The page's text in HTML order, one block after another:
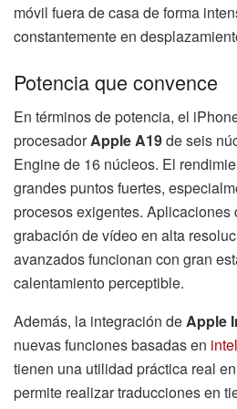
móvil fuera de casa de forma
constantemente en
Potencia que convence
En términos de potencia, el
procesadorApple A19de seis
Engine de 16 núcleos. El
grandes puntos fuertes,
procesos exigentes. Aplicaciones
grabación de vídeo en alta
avanzados funcionan con gran
calentamiento perceptible.
Además, la integración deApple
nuevas funciones basadas en
tienen una utilidad práctica real
permite realizar traducciones en